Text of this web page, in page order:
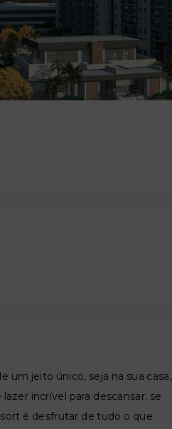
um jeito único, seja na sua casa,
incrível para descansar, se
é desfrutar de tudo o que